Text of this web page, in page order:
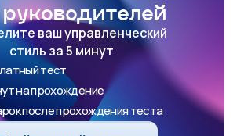
ваш управленческий
стиль за 5 минут
тест
на прохождение
после прохождения теста